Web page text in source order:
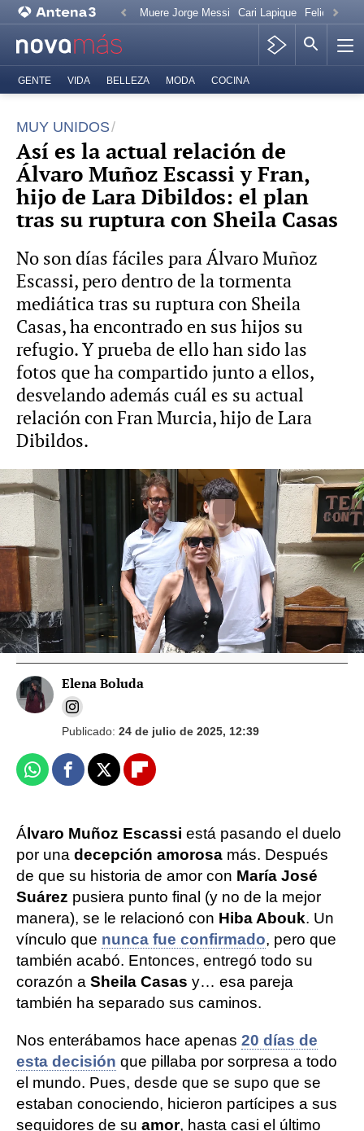
Muere Jorge Messi Cari Lapique Felicitación
GENTE VIDA BELLEZA MODA COCINA
MUY UNIDOS
Así es la actual relación de
Álvaro Muñoz Escassi y Fran,
hijo de Lara Dibildos: el plan
tras su ruptura con Sheila Casas
No son días fáciles para Álvaro Muñoz
Escassi, pero dentro de la tormenta
mediática tras su ruptura con Sheila
Casas, ha encontrado en sus hijos su
refugio. Y prueba de ello han sido las
fotos que ha compartido junto a ellos,
desvelando además cuál es su actual
relación con Fran Murcia, hijo de Lara
Dibildos.
Foto: Gtres / Vídeo: Europa Press
Hiba Abouk, molesta, pide que no le
pregunten más por Álvaro Muñoz Escassi:
"Ha pasado ya un año"
Elena Boluda
Publicado: 24 de julio de 2025, 12:39
WhatsappFacebook
X Flipboard
Á lvaro Muñoz Escassi está pasando el duelo
por una decepción amorosa más. Después
de que su historia de amor con María José
Suárez pusiera punto final (y no de la mejor
manera), se le relacionó con Hiba Abouk. Un
vínculo que nunca fue confirmado, pero que
también acabó. Entonces, entregó todo su
corazón a Sheila Casas y… esa pareja
también ha separado sus caminos.
Nos enterábamos hace apenas 20 días de
esta decisión que pillaba por sorpresa a todo
el mundo. Pues, desde que se supo que se
estaban conociendo, hicieron partícipes a sus
seguidores de su amor, hasta casi el último